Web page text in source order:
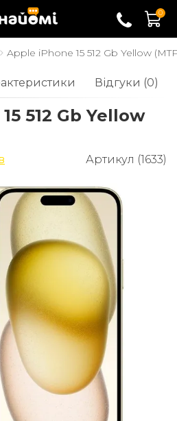
0
Apple iPhone 15 512 Gb Yellow
Відгуки (0)
512 Gb Yellow
Артикул (1633)